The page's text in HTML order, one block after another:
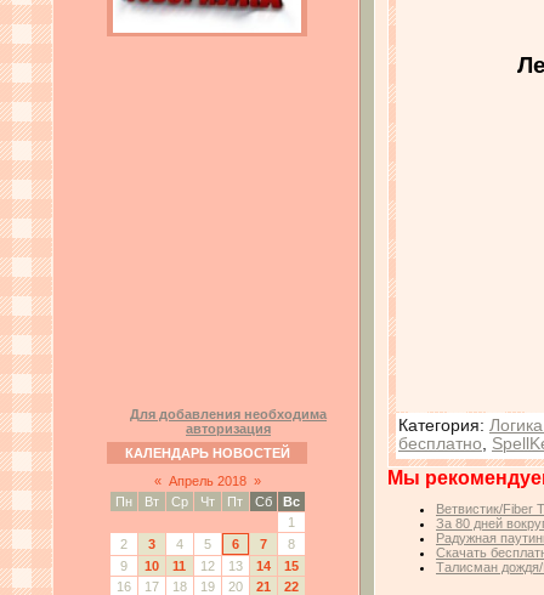
Для добавления необходима
авторизация
КАЛЕНДАРЬ НОВОСТЕЙ
« Апрель 2018 »
Пн
Вт Ср Чт Пт Сб
Вс
1
2
3 4 5 6 7
8
9
10 11 12 13 14
15
16
17 18 19 20 21
22
Категория:
бесплатно
Мы
Ветвистик/Fiber
За 80 дней
Радужная
Скачать
Талисман дождя/